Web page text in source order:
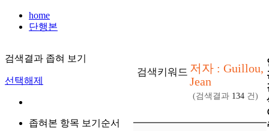
home
단행본
검색결과 좁혀 보기
선택해제
좁혀본 항목 보기순서
검색키워드 저자 : Guillou,
Jean
(검색결과 134 건)